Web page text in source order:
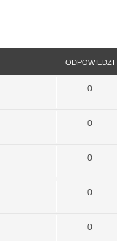
ODPOWIEDZI
0
0
0
0
0